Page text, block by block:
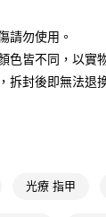
帳流程】
AFTEE先享後付」
證並確認金額後，即
您將收到繳費通知簡
後14天內，點擊此簡
先享後付 」
請勿使用。
色皆不同，以實
拆封後即無法退
光療 指甲